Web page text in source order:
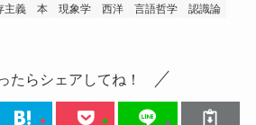
主義 本 現象学 西洋 言語哲学
認識論
たらシェアしてね！